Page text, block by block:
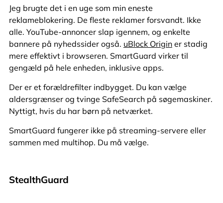
Jeg brugte det i en uge som min eneste
reklameblokering. De fleste reklamer forsvandt. Ikke
alle. YouTube-annoncer slap igennem, og enkelte
bannere på nyhedssider også. uBlock Originer stadig
mere effektivt i browseren. SmartGuard virker til
gengæld på hele enheden, inklusive apps.
Der er et forældrefilter indbygget. Du kan vælge
aldersgrænser og tvinge SafeSearch på søgemaskiner.
Nyttigt, hvis du har børn på netværket.
SmartGuard fungerer ikke på streaming-servere eller
sammen med multihop. Du må vælge.
StealthGuard